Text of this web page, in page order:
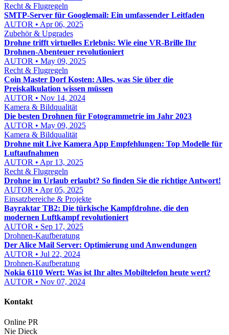
Recht & Flugregeln
SMTP-Server für Googlemail: Ein umfassender Leitfaden
AUTOR • Apr 06, 2025
Zubehör & Upgrades
Drohne trifft virtuelles Erlebnis: Wie eine VR-Brille Ihr
Drohnen-Abenteuer revolutioniert
AUTOR • May 09, 2025
Recht & Flugregeln
Coin Master Dorf Kosten: Alles, was Sie über die
Preiskalkulation wissen müssen
AUTOR • Nov 14, 2024
Kamera & Bildqualität
Die besten Drohnen für Fotogrammetrie im Jahr 2023
AUTOR • May 09, 2025
Kamera & Bildqualität
Drohne mit Live Kamera App Empfehlungen: Top Modelle für
Luftaufnahmen
AUTOR • Apr 13, 2025
Recht & Flugregeln
Drohne im Urlaub erlaubt? So finden Sie die richtige Antwort!
AUTOR • Apr 05, 2025
Einsatzbereiche & Projekte
Bayraktar TB2: Die türkische Kampfdrohne, die den
modernen Luftkampf revolutioniert
AUTOR • Sep 17, 2025
Drohnen-Kaufberatung
Der Alice Mail Server: Optimierung und Anwendungen
AUTOR • Jul 22, 2024
Drohnen-Kaufberatung
Nokia 6110 Wert: Was ist Ihr altes Mobiltelefon heute wert?
AUTOR • Nov 07, 2024
Kontakt
Online PR
Nie Dieck